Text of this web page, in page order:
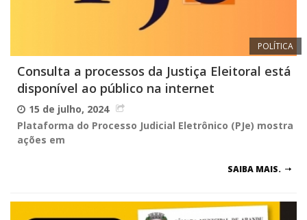
POLÍTICA
Consulta a processos da Justiça Eleitoral está
disponível ao público na internet
15 de julho, 2024
Plataforma do Processo Judicial Eletrônico (PJe) mostra
ações em
SAIBA MAIS.